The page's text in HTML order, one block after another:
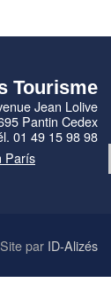
Tourisme
Jean Lolive
Pantin Cedex
01 49 15 98 98
París
Site par ID-Alizés